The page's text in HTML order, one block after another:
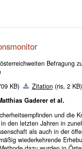
Befragung
KB) Zitation(ris, 2 KB)
Gaderer et al.
und die
den letzten Jahren in
als auch in der
wiederkehrende